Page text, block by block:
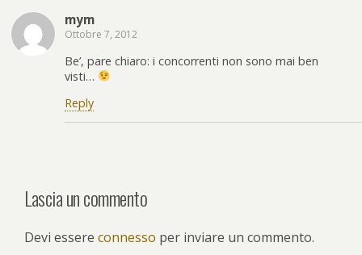
mym
Ottobre 7, 2012
Be’, pare chiaro: i concorrenti non sono mai ben
visti…
Reply
Lascia un commento
Devi essere connesso per inviare un commento.